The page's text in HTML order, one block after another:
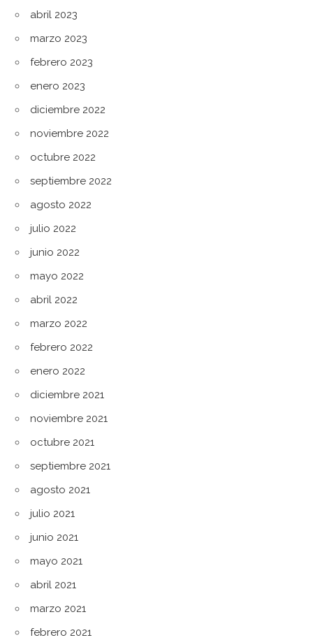
abril 2023
marzo 2023
febrero 2023
enero 2023
diciembre 2022
noviembre 2022
octubre 2022
septiembre 2022
agosto 2022
julio 2022
junio 2022
mayo 2022
abril 2022
marzo 2022
febrero 2022
enero 2022
diciembre 2021
noviembre 2021
octubre 2021
septiembre 2021
agosto 2021
julio 2021
junio 2021
mayo 2021
abril 2021
marzo 2021
febrero 2021